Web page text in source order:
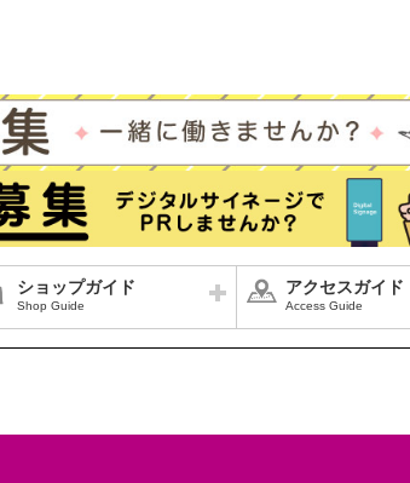
ショップガイド
Shop Guide
アクセスガイド
Access Guide